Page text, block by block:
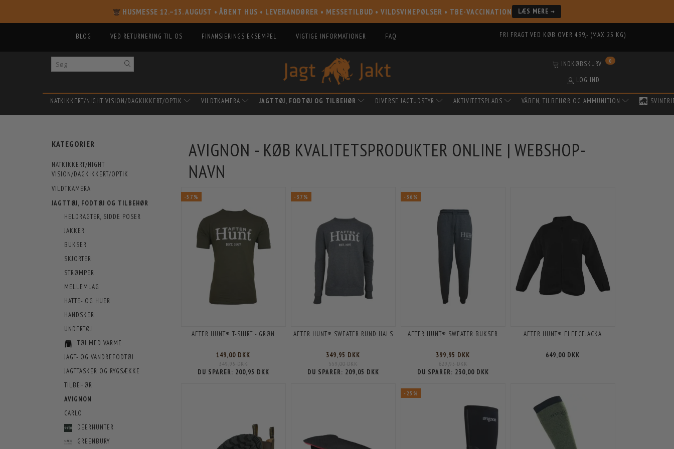
HUSMESSE 12.–13. AUGUST • ÅBENT HUS • LEVERANDØRER • MESSETILBUD • VILDSVINEPØLSER • TBE-VACCINATION LÆS MERE →
BLOG VED RETURNERING TIL OS FINANSIERINGS EKSEMPEL VIGTIGE INFORMATIONER FAQ FRI FRAGT VED KØB OVER 499,- (MAX 25 KG)
INDKØBSKURV 0
LOG IND
NATKIKKERT/NIGHT VISION/DAGKIKKERT/OPTIK VILDTKAMERA JAGTTØJ, FODTØJ OG TILBEHØR DIVERSE JAGTUDSTYR AKTIVITETSPLADS VÅBEN, TILBEHØR OG AMMUNITION
KATEGORIER
NATKIKKERT/NIGHT
VISION/DAGKIKKERT/OPTIK
VILDTKAMERA
JAGTTØJ, FODTØJ OG TILBEHØR
HELDRAGTER, SIDDE POSER
JAKKER
BUKSER
SKJORTER
STRØMPER
MELLEMLAG
HATTE- OG HUER
HANDSKER
UNDERTØJ
TØJ MED VARME
JAGT- OG VANDREFODTØJ
JAGTTASKER OG RYGSÆKKE
TILBEHØR
AVIGNON
CARLO
DEERHUNTER
GREENBURY
AVIGNON - KØB KVALITETSPRODUKTER ONLINE | WEBSHOP-
NAVN
-57%
AFTER HUNT® T-SHIRT - GRØN
149,00 DKK
349,95 DKK
DU SPARER: 200,95 DKK
-37%
AFTER HUNT® SWEATER RUND HALS
349,95 DKK
559,00 DKK
DU SPARER: 209,05 DKK
-36%
AFTER HUNT® SWEATER BUKSER
399,95 DKK
629,95 DKK
DU SPARER: 230,00 DKK
AFTER HUNT® FLEECEJACKA
649,00 DKK
-25%